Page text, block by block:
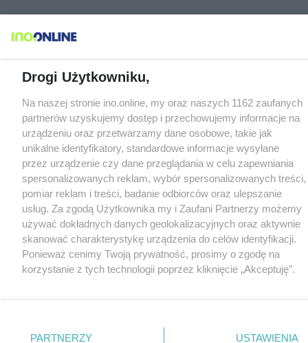
Drogi Użytkowniku,
Na naszej stronie ino.online, my oraz naszych 1162 zaufanych
partnerów uzyskujemy dostęp i przechowujemy informacje na
urządzeniu oraz przetwarzamy dane osobowe, takie jak
unikalne identyfikatory, standardowe informacje wysyłane
przez urządzenie czy dane przeglądania w celu zapewniania
spersonalizowanych reklam, wybór spersonalizowanych treści,
pomiar reklam i treści, badanie odbiorców oraz ulepszanie
usług. Za zgodą Użytkownika my i Zaufani Partnerzy możemy
używać dokładnych danych geolokalizacyjnych oraz aktywnie
skanować charakterystykę urządzenia do celów identyfikacji.
Ponieważ cenimy Twoją prywatność, prosimy o zgodę na
korzystanie z tych technologii poprzez kliknięcie „Akceptuję”.
nie wymagają zgody użytkownika, ale masz prawo sprzeciwić
PARTNERZY USTAWIENIA